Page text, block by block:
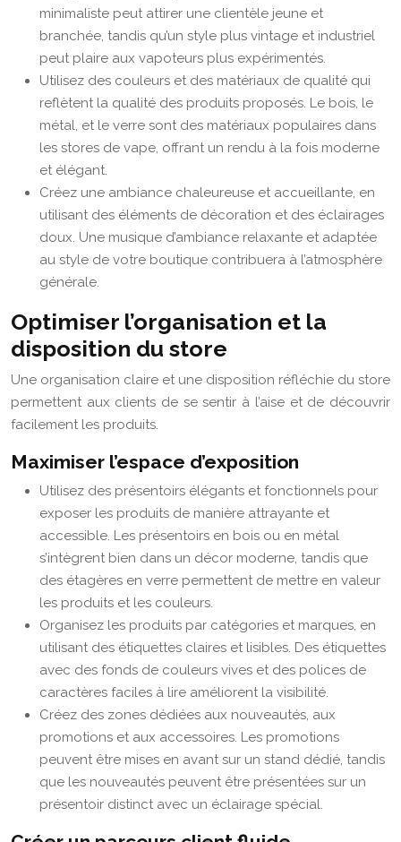
minimaliste peut attirer une clientèle jeune et
branchée, tandis qu’un style plus vintage et industriel
peut plaire aux vapoteurs plus expérimentés.
Utilisez des couleurs et des matériaux de qualité qui
reflètent la qualité des produits proposés. Le bois, le
métal, et le verre sont des matériaux populaires dans
les stores de vape, offrant un rendu à la fois moderne
et élégant.
Créez une ambiance chaleureuse et accueillante, en
utilisant des éléments de décoration et des éclairages
doux. Une musique d’ambiance relaxante et adaptée
au style de votre boutique contribuera à l’atmosphère
générale.
Optimiser l’organisation et la
disposition du store
Une organisation claire et une disposition réfléchie du store
permettent aux clients de se sentir à l’aise et de découvrir
facilement les produits.
Maximiser l’espace d’exposition
Utilisez des présentoirs élégants et fonctionnels pour
exposer les produits de manière attrayante et
accessible. Les présentoirs en bois ou en métal
s’intègrent bien dans un décor moderne, tandis que
des étagères en verre permettent de mettre en valeur
les produits et les couleurs.
Organisez les produits par catégories et marques, en
utilisant des étiquettes claires et lisibles. Des étiquettes
avec des fonds de couleurs vives et des polices de
caractères faciles à lire améliorent la visibilité.
Créez des zones dédiées aux nouveautés, aux
promotions et aux accessoires. Les promotions
peuvent être mises en avant sur un stand dédié, tandis
que les nouveautés peuvent être présentées sur un
présentoir distinct avec un éclairage spécial.